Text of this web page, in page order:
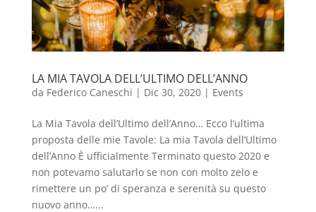
LA MIA TAVOLA DELL’ULTIMO DELL’ANNO
da Federico Caneschi | Dic 30, 2020| Events
La Mia Tavola dell’Ultimo dell’Anno… Ecco l’ultima
proposta delle mie Tavole: La mia Tavola dell’Ultimo
dell’Anno È ufficialmente Terminato questo 2020 e
non potevamo salutarlo se non con molto zelo e
rimettere un po’ di speranza e serenità su questo
nuovo anno…...